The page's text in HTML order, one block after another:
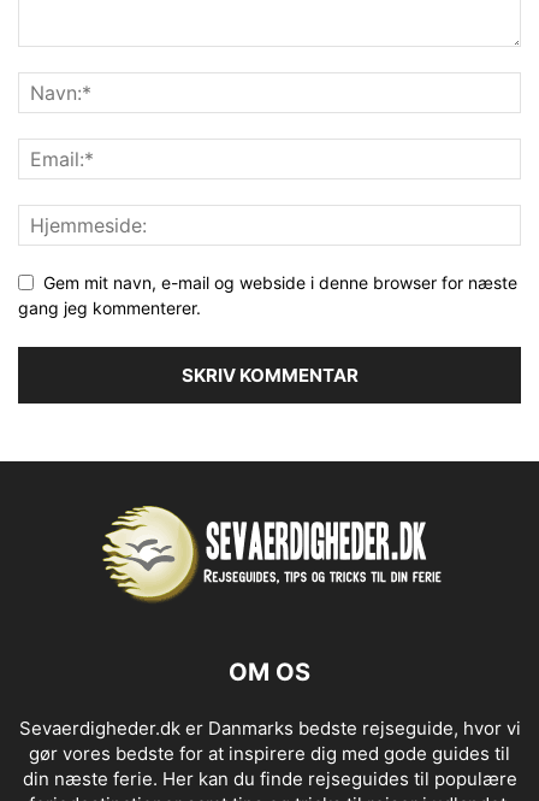
Gem mit navn, e-mail og webside i denne browser for næste
gang jeg kommenterer.
OM OS
Sevaerdigheder.dk er Danmarks bedste rejseguide, hvor vi
gør vores bedste for at inspirere dig med gode guides til
din næste ferie. Her kan du finde rejseguides til populære